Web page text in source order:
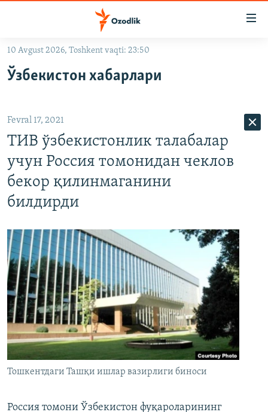
Асосий
Қидиришга
ўтинг
OZODLIK SURISHTIRUVLARI
На русском
ИЖТИМОИЙ ТАРМОҚЛАР
Озодлик бошқа тилларда
10 Avgust 2026, Toshkent vaqti: 23:50
Ўзбекистон хабарлари
Fevral 17, 2021
ТИВ ўзбекистонлик талабалар
учун Россия томонидан чеклов
бекор қилинмаганини
билдирди
Тошкентдаги Ташқи ишлар вазирлиги биноси
Россия томони Ўзбекистон фуқароларининг